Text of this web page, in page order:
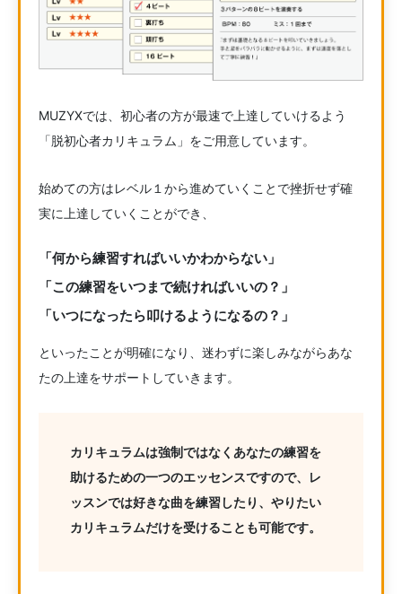
MUZYXでは、初心者の方が最速で上達していけるよう
「脱初心者カリキュラム」をご用意しています。
始めての方はレベル１から進めていくことで挫折せず確
実に上達していくことができ、
「何から練習すればいいかわからない」
「この練習をいつまで続ければいいの？」
「いつになったら叩けるようになるの？」
といったことが明確になり、迷わずに楽しみながらあな
たの上達をサポートしていきます。
カリキュラムは強制ではなくあなたの練習を
助けるための一つのエッセンスですので、レ
ッスンでは好きな曲を練習したり、やりたい
カリキュラムだけを受けることも可能です。